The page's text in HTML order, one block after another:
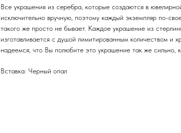
Все украшения из серебра, которые создаются в
исключительно вручную, поэтому каждый экземпляр по-
такого же просто не бывает. Каждое украшение из
изготавливается с душой лимитированным количеством и
надеемся, что Вы полюбите это украшение так же сильно,
Вставка: Черный опал